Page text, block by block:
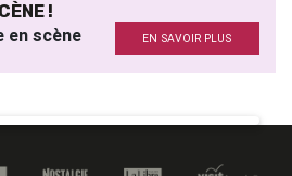
!
en scène EN SAVOIR PLUS